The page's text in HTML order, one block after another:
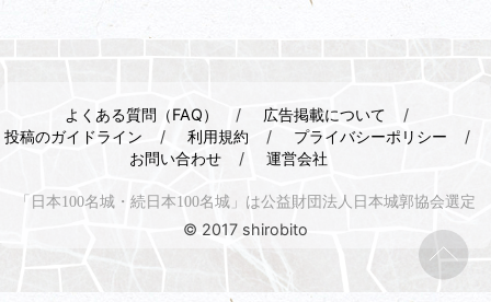
よくある質問（FAQ）
広告掲載について
投稿のガイドライン
利用規約
プライバシーポリシー
お問い合わせ
運営会社
「日本100名城・続日本100名城」は公益財団法人日本城郭協会選定
© 2017 shirobito